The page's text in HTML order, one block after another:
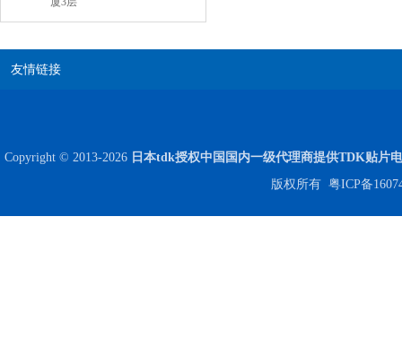
友情链接
Copyright © 2013-2026 日本tdk授权中国国内一级代理商提供TDK贴片
版权所有 粤ICP备